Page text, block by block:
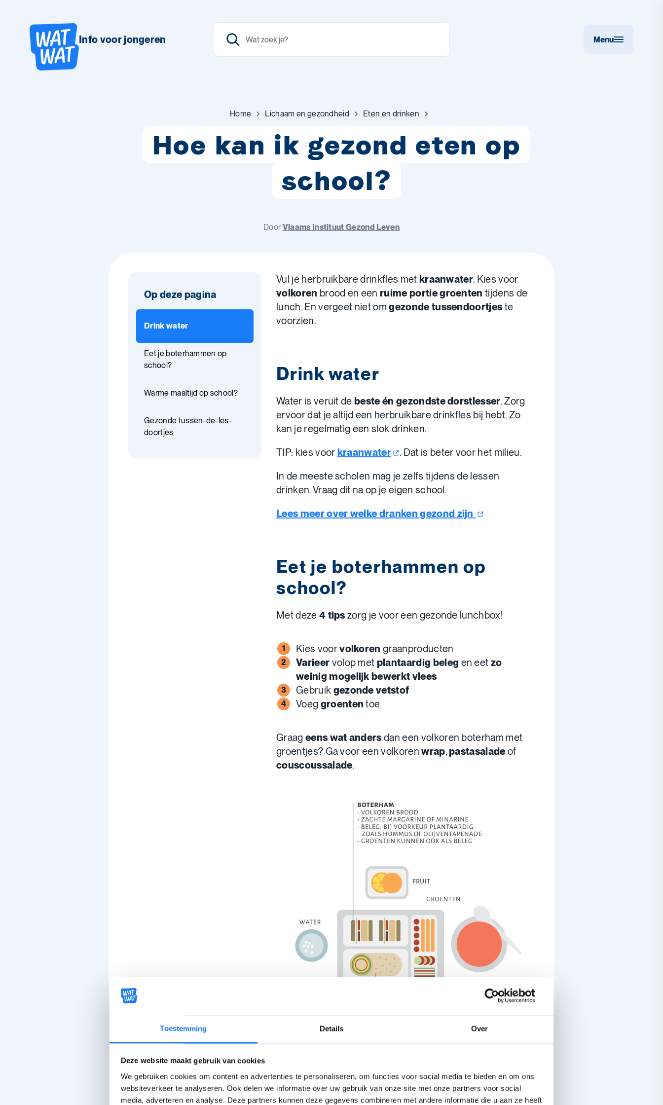
Toestemming Details Over
Deze website maakt gebruik van cookies
We gebruiken cookies om content en advertenties te personaliseren, om functies voor social media te bieden en om ons
websiteverkeer te analyseren. Ook delen we informatie over uw gebruik van onze site met onze partners voor social
media, adverteren en analyse. Deze partners kunnen deze gegevens combineren met andere informatie die u aan ze heeft
Info voor jongeren Menu
Home Lichaam en gezondheid Eten en drinken
Hoe kan ik gezond eten op
school?
DoorVlaams Instituut Gezond Leven
Op deze pagina
Drink water
Eet je boterhammen op
school?
Warme maaltijd op school?
Gezonde tussen-de-les-
doortjes
Vul je herbruikbare drinkfles met kraanwater. Kies voor
volkoren brood en eenruime portie groenten tijdens de
lunch. En vergeet niet omgezonde tussendoortjes te
voorzien.
Drink water
Water is veruit debeste én gezondste dorstlesser. Zorg
ervoor dat je altijd een herbruikbare drinkfles bij hebt. Zo
kan je regelmatig een slok drinken.
TIP: kies voor kraanwater
. Dat is beter voor het milieu.
In de meeste scholen mag je zelfs tijdens de lessen
drinken. Vraag dit na op je eigen school.
Lees meer over welke dranken gezond zijn
Eet je boterhammen op
school?
Met deze 4 tips zorg je voor een gezonde lunchbox!
Kies voorvolkorengraanproducten
Varieer volop met plantaardig beleg en eet zo
weinig mogelijk bewerkt vlees
Gebruik gezonde vetstof
Voeg groenten toe
Graag eens wat anders dan een volkoren boterham met
groentjes? Ga voor een volkorenwrap,pastasaladeof
couscoussalade.